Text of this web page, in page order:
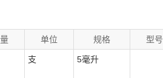
单位 规格 型号
支 5毫升